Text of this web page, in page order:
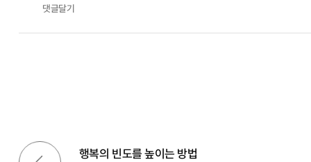
댓글달기
이전글행복의 빈도를 높이는 방법